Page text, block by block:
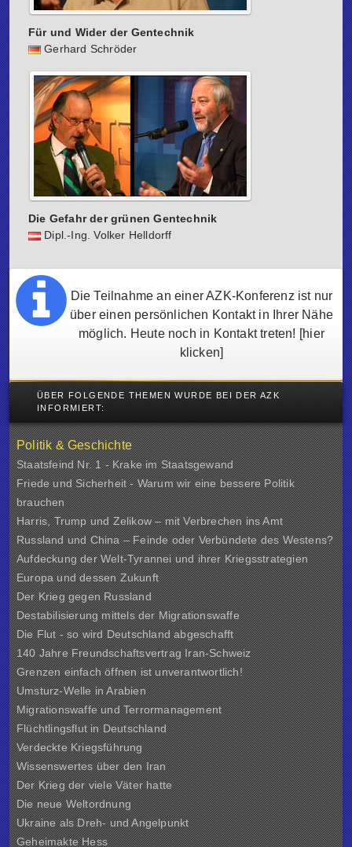
Für und Wider der Gentechnik
Gerhard Schröder
Die Gefahr der grünen Gentechnik
Dipl.-Ing. Volker Helldorff
Die Teilnahme an einer AZK-Konferenz ist nur
über einen persönlichen Kontakt in Ihrer Nähe
möglich. Heute noch in Kontakt treten! [hier
klicken]
ÜBER FOLGENDE THEMEN WURDE BEI DER AZK
INFORMIERT:
Politik & Geschichte
Staatsfeind Nr. 1 - Krake im Staatsgewand
Friede und Sicherheit - Warum wir eine bessere Politik
brauchen
Harris, Trump und Zelikow – mit Verbrechen ins Amt
Russland und China – Feinde oder Verbündete des Westens?
Aufdeckung der Welt-Tyrannei und ihrer Kriegsstrategien
Europa und dessen Zukunft
Der Krieg gegen Russland
Destabilisierung mittels der Migrationswaffe
Die Flut - so wird Deutschland abgeschafft
140 Jahre Freundschaftsvertrag Iran-Schweiz
Grenzen einfach öffnen ist unverantwortlich!
Umsturz-Welle in Arabien
Migrationswaffe und Terrormanagement
Flüchtlingsflut in Deutschland
Verdeckte Kriegsführung
Wissenswertes über den Iran
Der Krieg der viele Väter hatte
Die neue Weltordnung
Ukraine als Dreh- und Angelpunkt
Geheimakte Hess